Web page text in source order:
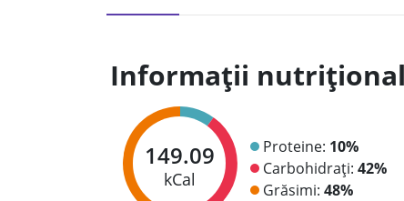
Informații
149.09
kCal
Proteine: 10%
Carbohidrați: 42%
Grăsimi: 48%